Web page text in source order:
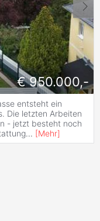
€ 950.000,-
entsteht ein
Die letzten Arbeiten
- jetzt besteht noch
... [Mehr]